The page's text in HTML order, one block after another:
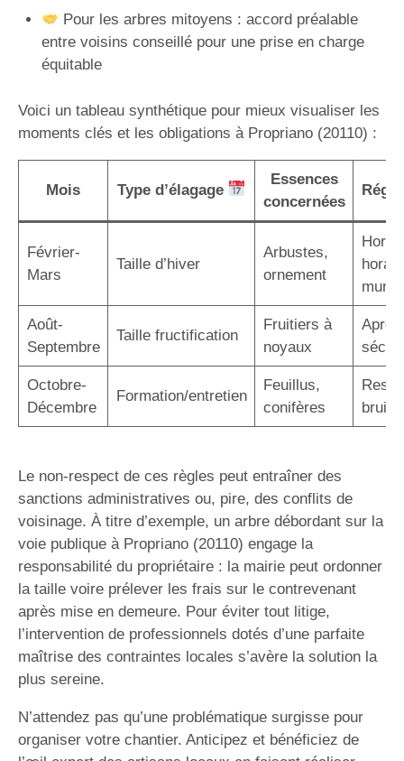
Pour les arbres mitoyens : accord préalable
entre voisins conseillé pour une prise en charge
équitable
Voici un tableau synthétique pour mieux visualiser les
moments clés et les obligations à Propriano (20110) :
Mois Type d’élagage
Essences
concernées
Février-
Mars
Taille d’hiver
Arbustes,
ornement
Hors
Août-
Septembre
Taille fructification
Fruitiers à
noyaux
Octobre-
Décembre
Formation/entretien
Feuillus,
conifères
bruit/
Le non-respect de ces règles peut entraîner des
sanctions administratives ou, pire, des conflits de
voisinage. À titre d’exemple, un arbre débordant sur la
voie publique à Propriano (20110) engage la
responsabilité du propriétaire : la mairie peut ordonner
la taille voire prélever les frais sur le contrevenant
après mise en demeure. Pour éviter tout litige,
l’intervention de professionnels dotés d’une parfaite
maîtrise des contraintes locales s’avère la solution la
plus sereine.
N’attendez pas qu’une problématique surgisse pour
organiser votre chantier. Anticipez et bénéficiez de